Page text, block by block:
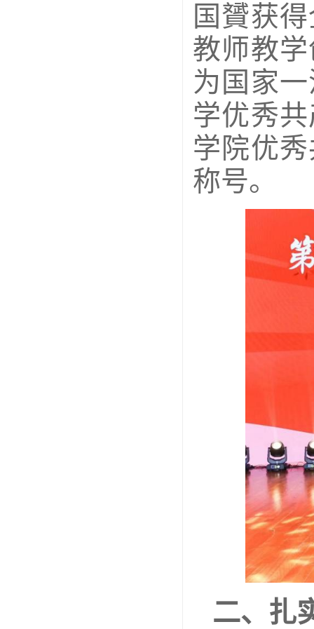
国贇获
教师教
为国家
学优秀
学院优
称号。
二、扎